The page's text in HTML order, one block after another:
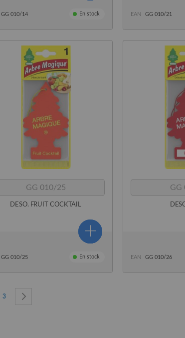
GG 010/14 En stock EAN GG 010/21
GG 010/25
DESO. FRUIT COCKTAIL
GG 010/25 En stock
GG
EAN GG 010/26
actuellement la page
Page
3